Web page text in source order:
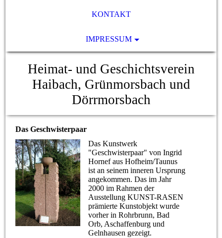
KONTAKT
IMPRESSUM
Heimat- und Geschichtsverein
Haibach, Grünmorsbach und
Dörrmorsbach
Das Geschwisterpaar
Das Kunstwerk
"Geschwisterpaar" von Ingrid
Hornef aus Hofheim/Taunus
ist an seinem inneren Ursprung
angekommen. Das im Jahr
2000 im Rahmen der
Ausstellung KUNST-RASEN
prämierte Kunstobjekt wurde
vorher in Rohrbrunn, Bad
Orb, Aschaffenburg und
Gelnhausen gezeigt.